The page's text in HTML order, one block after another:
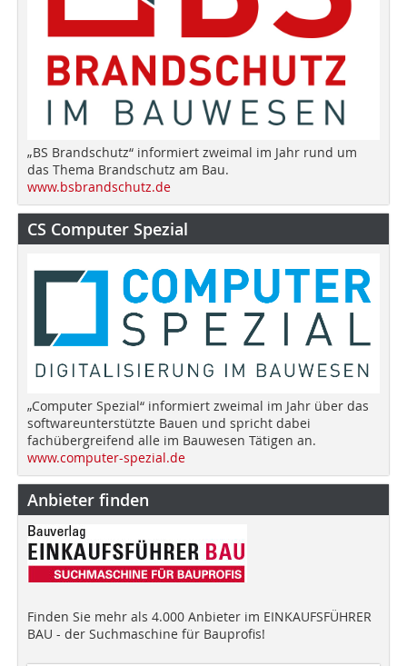
„BS Brandschutz“ informiert zweimal im Jahr rund um
das Thema Brandschutz am Bau.
www.bsbrandschutz.de
CS Computer Spezial
„Computer Spezial“ informiert zweimal im Jahr über das
softwareunterstützte Bauen und spricht dabei
fachübergreifend alle im Bauwesen Tätigen an.
www.computer-spezial.de
Anbieter finden
Finden Sie mehr als 4.000 Anbieter im EINKAUFSFÜHRER
BAU - der Suchmaschine für Bauprofis!